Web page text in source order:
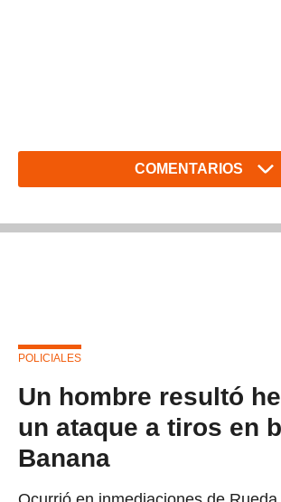
COMENTARIOS